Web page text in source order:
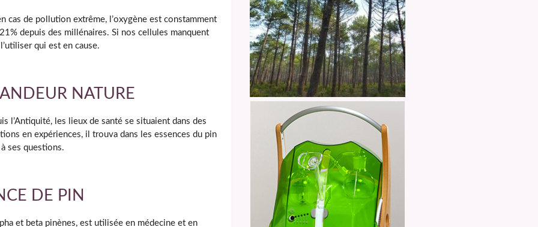
cas de pollution extrême, l’oxygène est constamment
depuis des millénaires. Si nos cellules manquent
qui est en cause.
NATURE
l’Antiquité, les lieux de santé se situaient dans des
en expériences, il trouva dans les essences du pin
ses questions.
DE PIN
et beta pinènes, est utilisée en médecine et en